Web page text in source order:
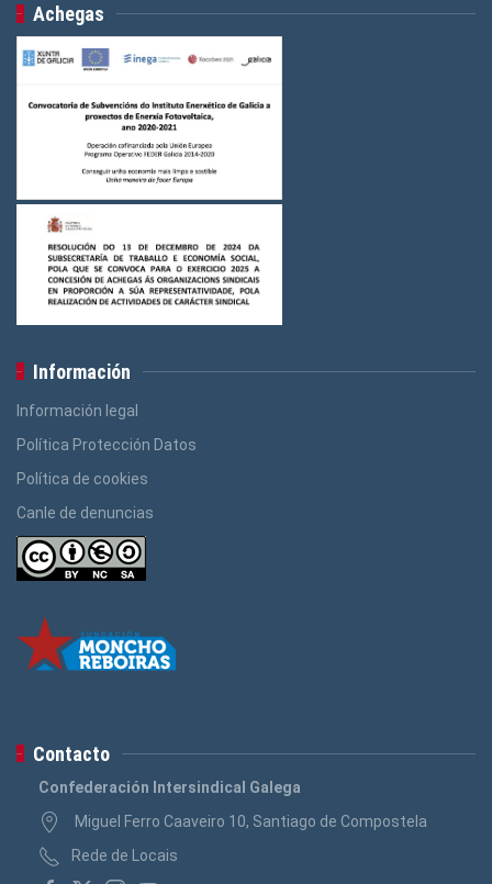
Achegas
Información
Información legal
Política Protección Datos
Política de cookies
Canle de denuncias
Contacto
Confederación Intersindical Galega
Miguel Ferro Caaveiro 10, Santiago de Compostela
Rede de Locais